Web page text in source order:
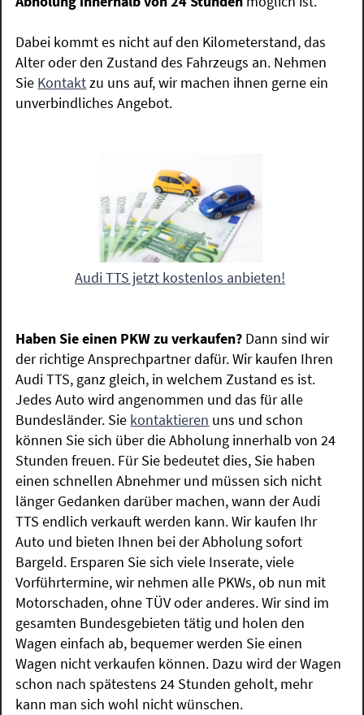
Dabei kommt es nicht auf den Kilometerstand, das
Alter oder den Zustand des Fahrzeugs an. Nehmen
Sie Kontaktzu uns auf, wir machen ihnen gerne ein
unverbindliches Angebot.
Audi TTS jetzt kostenlos anbieten!
Haben Sie einen PKW zu verkaufen? Dann sind wir
der richtige Ansprechpartner dafür. Wir kaufen Ihren
Audi TTS, ganz gleich, in welchem Zustand es ist.
Jedes Auto wird angenommen und das für alle
Bundesländer. Sie kontaktieren uns und schon
können Sie sich über die Abholung innerhalb von 24
Stunden freuen. Für Sie bedeutet dies, Sie haben
einen schnellen Abnehmer und müssen sich nicht
länger Gedanken darüber machen, wann der Audi
TTS endlich verkauft werden kann. Wir kaufen Ihr
Auto und bieten Ihnen bei der Abholung sofort
Bargeld. Ersparen Sie sich viele Inserate, viele
Vorführtermine, wir nehmen alle PKWs, ob nun mit
Motorschaden, ohne TÜV oder anderes. Wir sind im
gesamten Bundesgebieten tätig und holen den
Wagen einfach ab, bequemer werden Sie einen
Wagen nicht verkaufen können. Dazu wird der Wagen
schon nach spätestens 24 Stunden geholt, mehr
kann man sich wohl nicht wünschen.